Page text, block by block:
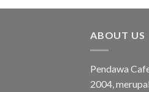
ABOUT US
Pendawa
2004,